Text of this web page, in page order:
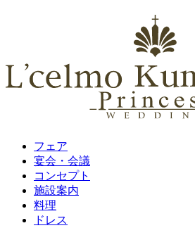
フェア
宴会・会議
コンセプト
施設案内
料理
ドレス